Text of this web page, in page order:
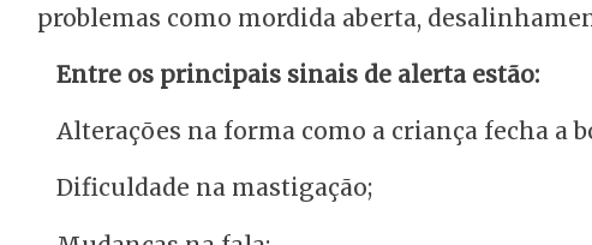
problemas como mordida aberta,
Entre os principais sinais de alerta estão:
Alterações na forma como a criança fecha a
Dificuldade na mastigação;